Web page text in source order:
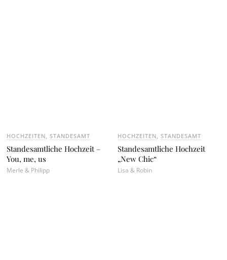
HOCHZEITEN ,STANDESAMT
Standesamtliche Hochzeit –
You, me, us
Merle & Philipp
HOCHZEITEN STANDESAMT
Standesamtliche Hochzeit
„New Chic“
Lisa & Robin